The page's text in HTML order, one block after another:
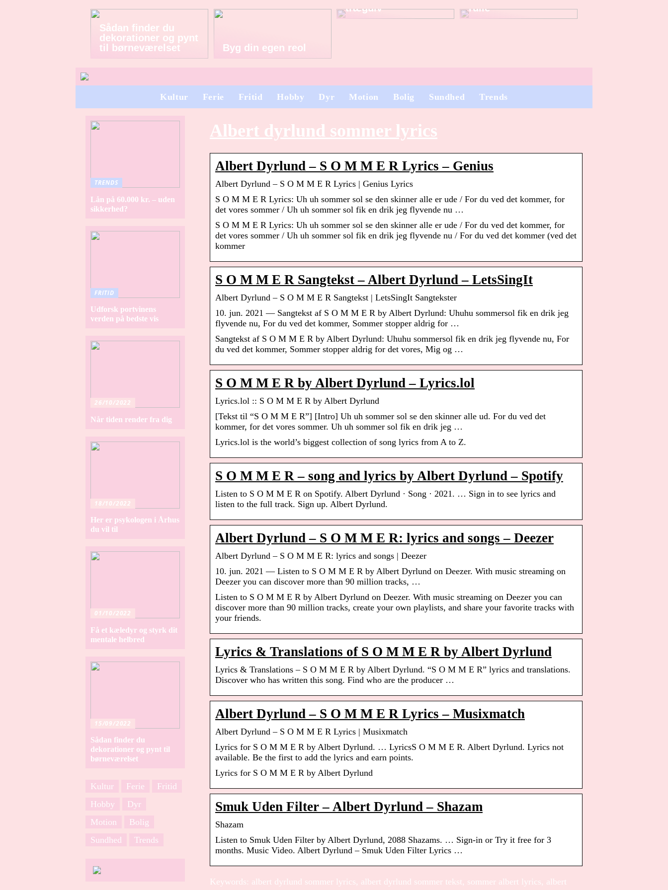
Sådan finder du
dekorationer og pynt
til børneværelset
Byg din egen reol
trægulv
rulle
Kultur Ferie Fritid Hobby Dyr Motion Bolig Sundhed Trends
Albert dyrlund sommer lyrics
Albert Dyrlund – S O M M E R Lyrics – Genius
Albert Dyrlund – S O M M E R Lyrics | Genius Lyrics
S O M M E R Lyrics: Uh uh sommer sol se den skinner alle er ude / For du ved det kommer, for
det vores sommer / Uh uh sommer sol fik en drik jeg flyvende nu …
S O M M E R Lyrics: Uh uh sommer sol se den skinner alle er ude / For du ved det kommer, for
det vores sommer / Uh uh sommer sol fik en drik jeg flyvende nu / For du ved det kommer (ved det
kommer
S O M M E R Sangtekst – Albert Dyrlund – LetsSingIt
Albert Dyrlund – S O M M E R Sangtekst | LetsSingIt Sangtekster
10. jun. 2021 — Sangtekst af S O M M E R by Albert Dyrlund: Uhuhu sommersol fik en drik jeg
flyvende nu, For du ved det kommer, Sommer stopper aldrig for …
Sangtekst af S O M M E R by Albert Dyrlund: Uhuhu sommersol fik en drik jeg flyvende nu, For
du ved det kommer, Sommer stopper aldrig for det vores, Mig og …
S O M M E R by Albert Dyrlund – Lyrics.lol
Lyrics.lol :: S O M M E R by Albert Dyrlund
[Tekst til “S O M M E R”] [Intro] Uh uh sommer sol se den skinner alle ud. For du ved det
kommer, for det vores sommer. Uh uh sommer sol fik en drik jeg …
Lyrics.lol is the world’s biggest collection of song lyrics from A to Z.
S O M M E R – song and lyrics by Albert Dyrlund – Spotify
Listen to S O M M E R on Spotify. Albert Dyrlund · Song · 2021. … Sign in to see lyrics and
listen to the full track. Sign up. Albert Dyrlund.
Albert Dyrlund – S O M M E R: lyrics and songs – Deezer
Albert Dyrlund – S O M M E R: lyrics and songs | Deezer
10. jun. 2021 — Listen to S O M M E R by Albert Dyrlund on Deezer. With music streaming on
Deezer you can discover more than 90 million tracks, …
Listen to S O M M E R by Albert Dyrlund on Deezer. With music streaming on Deezer you can
discover more than 90 million tracks, create your own playlists, and share your favorite tracks with
your friends.
Lyrics & Translations of S O M M E R by Albert Dyrlund
Lyrics & Translations – S O M M E R by Albert Dyrlund. “S O M M E R” lyrics and translations.
Discover who has written this song. Find who are the producer …
Albert Dyrlund – S O M M E R Lyrics – Musixmatch
Albert Dyrlund – S O M M E R Lyrics | Musixmatch
Lyrics for S O M M E R by Albert Dyrlund. … LyricsS O M M E R. Albert Dyrlund. Lyrics not
available. Be the first to add the lyrics and earn points.
Lyrics for S O M M E R by Albert Dyrlund
Smuk Uden Filter – Albert Dyrlund – Shazam
Shazam
Listen to Smuk Uden Filter by Albert Dyrlund, 2088 Shazams. … Sign-in or Try it free for 3
months. Music Video. Albert Dyrlund – Smuk Uden Filter Lyrics …
Keywords: albert dyrlund sommer lyrics, albert dyrlund sommer tekst, sommer albert lyrics, albert
TRENDS
Lån på 60.000 kr. – uden
sikkerhed?
FRITID
Udforsk portvinens
verden på bedste vis
26/10/2022
Når tiden render fra dig
18/10/2022
Her er psykologen i Århus
du vil til
01/10/2022
Få et kæledyr og styrk dit
mentale helbred
15/09/2022
Sådan finder du
dekorationer og pynt til
børneværelset
Kultur Ferie
Fritid
Hobby
Dyr
Motion
Bolig
Sundhed
Trends